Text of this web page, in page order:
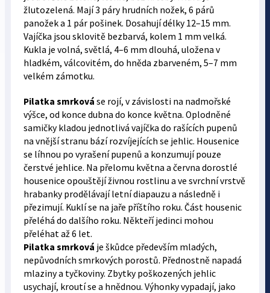
žlutozelená. Mají 3 páry hrudních nožek, 6 párů
panožek a 1 pár pošinek. Dosahují délky 12–15 mm.
Vajíčka jsou sklovitě bezbarvá, kolem 1 mm velká.
Kukla je volná, světlá, 4–6 mm dlouhá, uložena v
hladkém, válcovitém, do hněda zbarveném, 5–7 mm
velkém zámotku.
Pilatka smrková se rojí, v závislosti na nadmořské
výšce, od konce dubna do konce května. Oplodněné
samičky kladou jednotlivá vajíčka do rašících pupenů
na vnější stranu bází rozvíjejících se jehlic. Housenice
se líhnou po vyrašení pupenů a konzumují pouze
čerstvé jehlice. Na přelomu května a června dorostlé
housenice opouštějí živnou rostlinu a ve svrchní vrstvě
hrabanky prodělávají letní diapauzu a následně i
přezimují. Kuklí se na jaře příštího roku. Část housenic
přeléhá do dalšího roku. Někteří jedinci mohou
přeléhat až 6 let.
Pilatka smrková je škůdce především mladých,
nepůvodních smrkových porostů. Přednostně napadá
mlaziny a tyčkoviny. Zbytky poškozených jehlic
usychají, kroutí se a hnědnou. Výhonky vypadají, jako